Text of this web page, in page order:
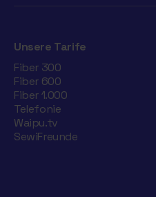
Unsere Tarife
Fiber 300
Fiber 600
Fiber 1.000
Telefonie
Waipu.tv
SewiFreunde